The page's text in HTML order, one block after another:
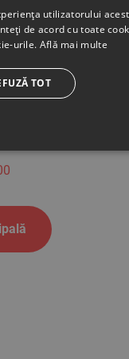
utilizatorului
de acord cu toate
urile. Află mai multe
TOT